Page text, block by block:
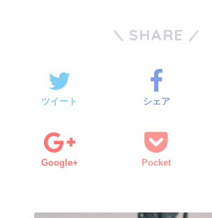
SHARE
ツイート シェア
Google+ Pocket